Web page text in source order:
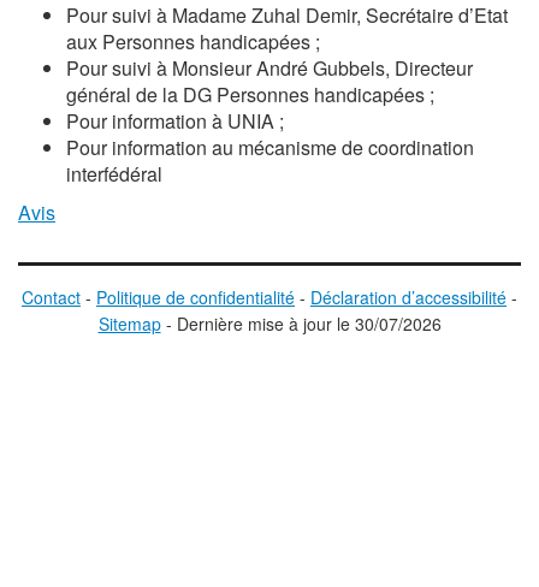
Pour suivi à Madame Zuhal Demir, Secrétaire d’Etat
aux Personnes handicapées ;
Pour suivi à Monsieur André Gubbels, Directeur
général de la DG Personnes handicapées ;
Pour information à UNIA ;
Pour information au mécanisme de coordination
interfédéral
Avis
Contact - Politique de confidentialité - Déclaration d’accessibilité -
Sitemap - Dernière mise à jour le30/07/2026